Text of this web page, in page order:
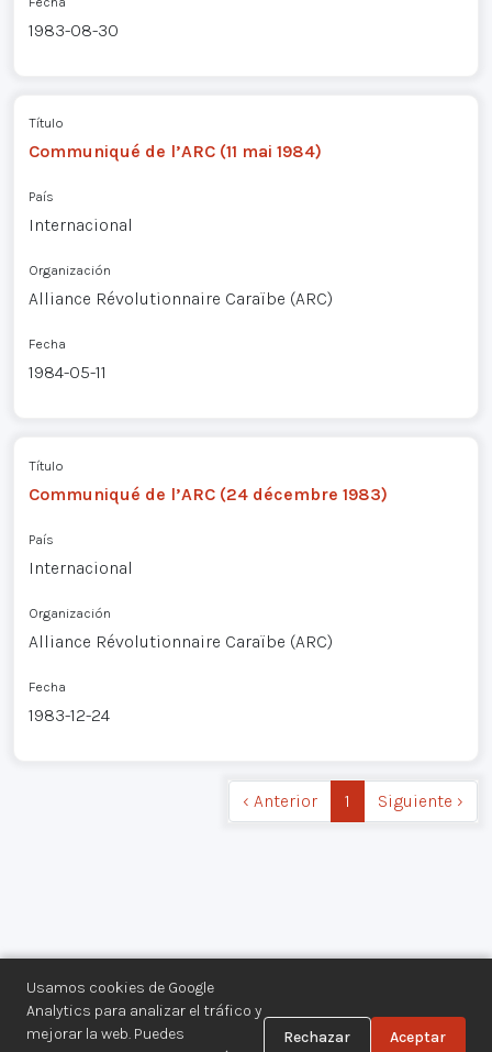
Usamos cookies de Google
Analytics para analizar el tráfico y
mejorar la web. Puedes
Rechazar Aceptar
1983-08-30
Título
Communiqué de l’ARC (11 mai 1984)
País
Internacional
Organización
Alliance Révolutionnaire Caraïbe (ARC)
Fecha
1984-05-11
Título
Communiqué de l’ARC (24 décembre 1983)
País
Internacional
Organización
Alliance Révolutionnaire Caraïbe (ARC)
Fecha
1983-12-24
‹ Anterior 1 Siguiente ›
Centro de Documentación de los